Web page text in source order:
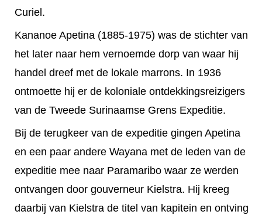
Curiel.
Kananoe Apetina (1885-1975) was de stichter van
het later naar hem vernoemde dorp van waar hij
handel dreef met de lokale marrons. In 1936
ontmoette hij er de koloniale ontdekkingsreizigers
van de Tweede Surinaamse Grens Expeditie.
Bij de terugkeer van de expeditie gingen Apetina
en een paar andere Wayana met de leden van de
expeditie mee naar Paramaribo waar ze werden
ontvangen door gouverneur Kielstra. Hij kreeg
daarbij van Kielstra de titel van kapitein en ontving